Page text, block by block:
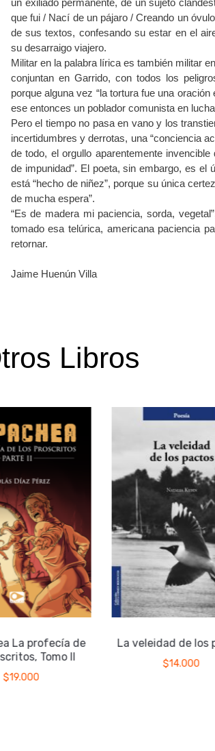
que fui / Nací de un pájaro / Creando un
de sus textos, confesando su estar en el
su desarraigo viajero.
Militar en la palabra lírica es también militar
conjuntan en Garrido, con todos los
porque alguna vez “la tortura fue una
ese entonces un poblador comunista en
Pero el tiempo no pasa en vano y los
incertidumbres y derrotas, una “conciencia
de todo, el orgullo aparentemente
de impunidad”. El poeta, sin embargo, es el
está “hecho de niñez”, porque su única
de mucha espera”.
“Es de madera mi paciencia, sorda,
tomado esa telúrica, americana paciencia
retornar.
Jaime Huenún Villa
Libros
La profecía de
Tomo II
19.000
La veleidad de los
$14.000